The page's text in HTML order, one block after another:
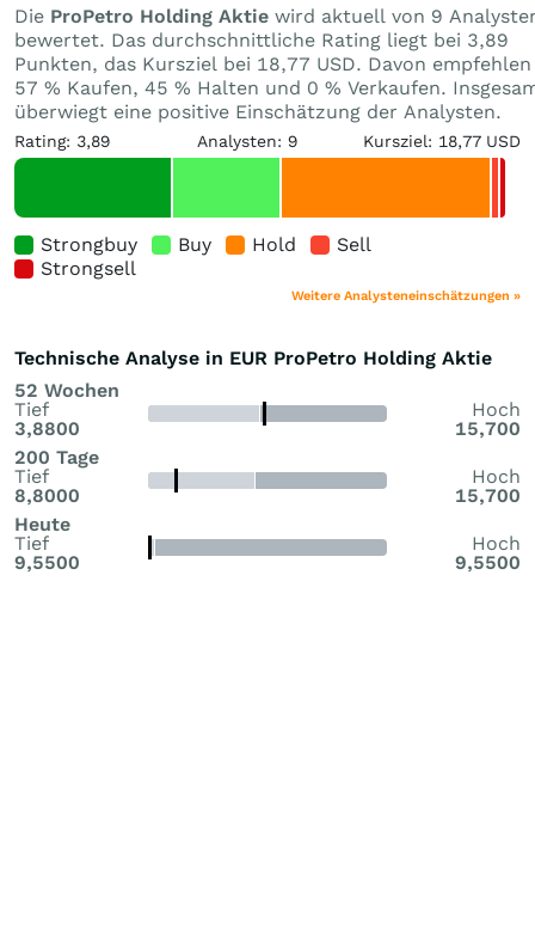
Die ProPetro Holding Aktie wird aktuell von 9
bewertet. Das durchschnittliche Rating liegt bei 3,89
Punkten, das Kursziel bei 18,77 USD. Davon empfehlen
57 % Kaufen, 45 % Halten und 0 % Verkaufen.
überwiegt eine positive Einschätzung der Analysten.
Rating: 3,89 Analysten: 9 Kursziel: 18,77 USD
Strongbuy Buy Hold
Sell
Strongsell
Weitere Analysteneinschätzungen »
Technische Analyse in EUR ProPetro Holding Aktie
52 Wochen
Tief
3,8800
Hoch
15,700
200 Tage
Tief
8,8000
Hoch
15,700
Heute
Tief
9,5500
Hoch
9,5500